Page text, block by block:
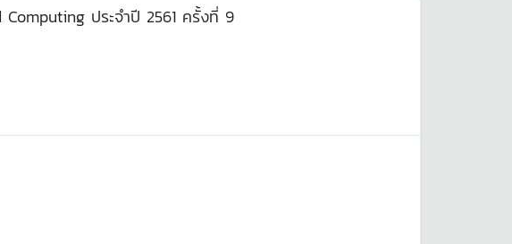
Computing ประจำปี 2561 ครั้งที่ 9